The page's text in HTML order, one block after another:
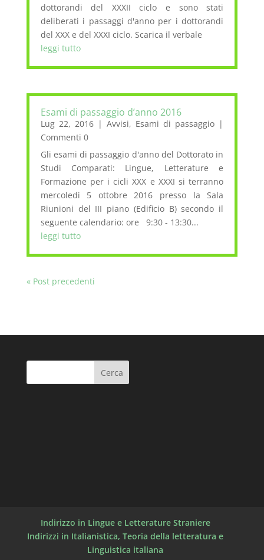
dottorandi del XXXII ciclo e sono stati
deliberati i passaggi d'anno per i dottorandi
del XXX e del XXXI ciclo. Scarica il verbale
leggi tutto
Esami di passaggio d’anno 2016
Lug 22, 2016|Avvisi, Esami di passaggio |
Commenti 0
Gli esami di passaggio d'anno del Dottorato in
Studi Comparati: Lingue, Letterature e
Formazione per i cicli XXX e XXXI si terranno
mercoledì 5 ottobre 2016 presso la Sala
Riunioni del III piano (Edificio B) secondo il
seguente calendario: ore 9:30 - 13:30...
leggi tutto
« Post precedenti
Indirizzo in Lingue e Letterature Straniere
Indirizzi in Italianistica, Teoria della letteratura e
Linguistica italiana